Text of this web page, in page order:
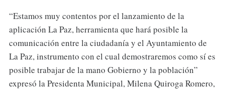
“Estamos muy contentos por el lanzamiento de la
aplicación La Paz, herramienta que hará posible la
comunicación entre la ciudadanía y el Ayuntamiento de
La Paz, instrumento con el cual demostraremos como sí es
posible trabajar de la mano Gobierno y la población”
expresó la Presidenta Municipal, Milena Quiroga Romero,